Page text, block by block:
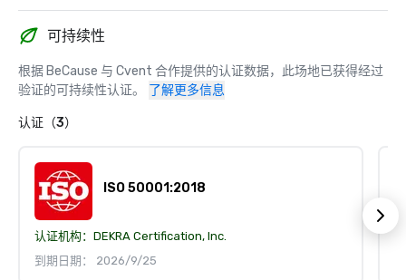
可持续性
根据 BeCause 与 Cvent 合作提供的认证数据，此场地已获得经过
验证的可持续性认证。
了解更多信息
认证（3）
ISO 50001:2018
认证机构： DEKRA Certification, Inc.
到期日期： 2026/9/25